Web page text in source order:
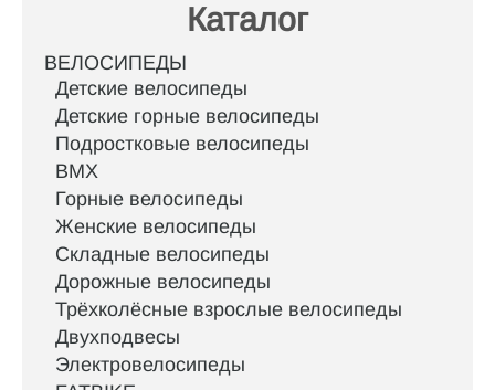
Каталог
ВЕЛОСИПЕДЫ
Детские велосипеды
Детские горные велосипеды
Подростковые велосипеды
BMX
Горные велосипеды
Женские велосипеды
Складные велосипеды
Дорожные велосипеды
Трёхколёсные взрослые велосипеды
Двухподвесы
Электровелосипеды